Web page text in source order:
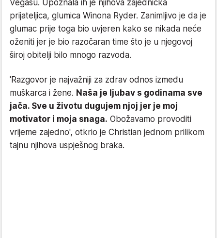
Vegasu. Upoznala ih je njihova zajednička
prijateljica, glumica Winona Ryder. Zanimljivo je da je
glumac prije toga bio uvjeren kako se nikada neće
oženiti jer je bio razočaran time što je u njegovoj
široj obitelji bilo mnogo razvoda.
'Razgovor je najvažniji za zdrav odnos između
muškarca i žene. Naša je ljubav s godinama sve
jača. Sve u životu dugujem njoj jer je moj
motivator i moja snaga. Obožavamo provoditi
vrijeme zajedno', otkrio je Christian jednom prilikom
tajnu njihova uspješnog braka.